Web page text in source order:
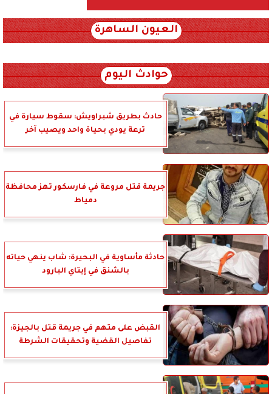
العيون الساهرة
حوادث اليوم
حادث بطريق شبراويش: سقوط سيارة في
ترعة يودي بحياة واحد ويصيب آخر
جريمة قتل مروعة في فارسكور تهز محافظة
دمياط
حادثة مأساوية في البحيرة: شاب ينهي حياته
بالشنق في إيتاي البارود
القبض على متهم في جريمة قتل بالجيزة:
تفاصيل القضية وتحقيقات الشرطة